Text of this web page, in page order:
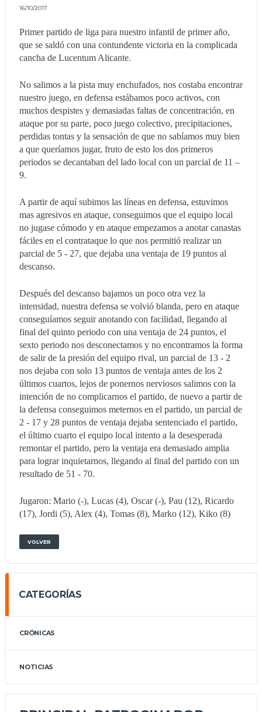
16/10/2017
Primer partido de liga para nuestro infantil de primer año,
que se saldó con una contundente victoria en la complicada
cancha de Lucentum Alicante.
No salimos a la pista muy enchufados, nos costaba encontrar
nuestro juego, en defensa estábamos poco activos, con
muchos despistes y demasiadas faltas de concentración, en
ataque por su parte, poco juego colectivo, precipitaciones,
perdidas tontas y la sensación de que no sabíamos muy bien
a que queríamos jugar, fruto de esto los dos primeros
periodos se decantaban del lado local con un parcial de 11 –
9.
A partir de aquí subimos las líneas en defensa, estuvimos
mas agresivos en ataque, conseguimos que el equipo local
no jugase cómodo y en ataque empezamos a anotar canastas
fáciles en el contrataque lo que nos permitió realizar un
parcial de 5 - 27, que dejaba una ventaja de 19 puntos al
descanso.
Después del descanso bajamos un poco otra vez la
intensidad, nuestra defensa se volvió blanda, pero en ataque
conseguíamos seguir anotando con facilidad, llegando al
final del quinto periodo con una ventaja de 24 puntos, el
sexto periodo nos desconectamos y no encontramos la forma
de salir de la presión del equipo rival, un parcial de 13 - 2
nos dejaba con solo 13 puntos de ventaja antes de los 2
últimos cuartos, lejos de ponernos nerviosos salimos con la
intención de no complicarnos el partido, de nuevo a partir de
la defensa conseguimos meternos en el partido, un parcial de
2 - 17 y 28 puntos de ventaja dejaba sentenciado el partido,
el último cuarto el equipo local intento a la desesperada
remontar el partido, pero la ventaja era demasiado amplia
para lograr inquietarnos, llegando al final del partido con un
resultado de 51 - 70.
Jugaron: Mario (-), Lucas (4), Oscar (-), Pau (12), Ricardo
(17), Jordi (5), Alex (4), Tomas (8), Marko (12), Kiko (8)
VOLVER
CATEGORÍAS
CRÓNICAS
NOTICIAS